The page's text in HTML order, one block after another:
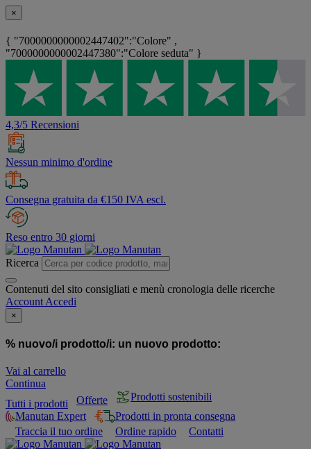
×
{ "7000000000002447402":"Colore" ,
"7000000000002447380":"Colore seduta" }
4,3/5 Recensioni
Nessun minimo d'ordine
Consegna gratuita da €150 IVA escl.
Reso entro 30 giorni
Ricerca
Contenuti del sito consigliati e menù cronologia delle ricerche
Account Accedi
×
% nuovo/i prodotto/i: un nuovo prodotto:
Vai al carrello
Continua
Tutti i prodotti
Offerte
Prodotti sostenibili
Manutan Expert
Prodotti in pronta consegna
Traccia il tuo ordine
Ordine rapido Contatti